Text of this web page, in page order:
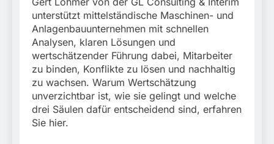
Beinahekollision an
Bahnübergang in Aubing
/ Bundespolizei ermittelt
wegen gefährlichen
Eingriffs in den
Bahnverkehr
5. August 2026
unterstützt mittelständische Maschinen- und
Anlagenbauunternehmen mit schnellen
Analysen, klaren Lösungen und
wertschätzender Führung dabei, Mitarbeiter
zu binden, Konflikte zu lösen und nachhaltig
zu wachsen. Warum Wertschätzung
unverzichtbar ist, wie sie gelingt und welche
drei Säulen dafür entscheidend sind, erfahren
Sie hier.